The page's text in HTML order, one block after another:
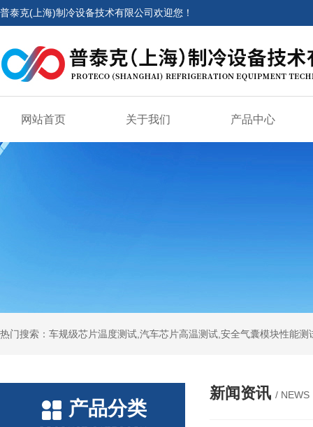
普泰克(上海)制冷设备技术有限公司欢迎您！
网站首页 关于我们 产品中心
热门搜索：车规级芯片温度测试,汽车芯片高温测试,安全气囊模块性能测
产品分类
新闻资讯 / NEWS